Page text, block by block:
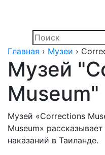
Поиск
по
Главная › Музеи ›
Музей
Museum"
Музей «Corrections
Museum»
наказаний в Таиланде.